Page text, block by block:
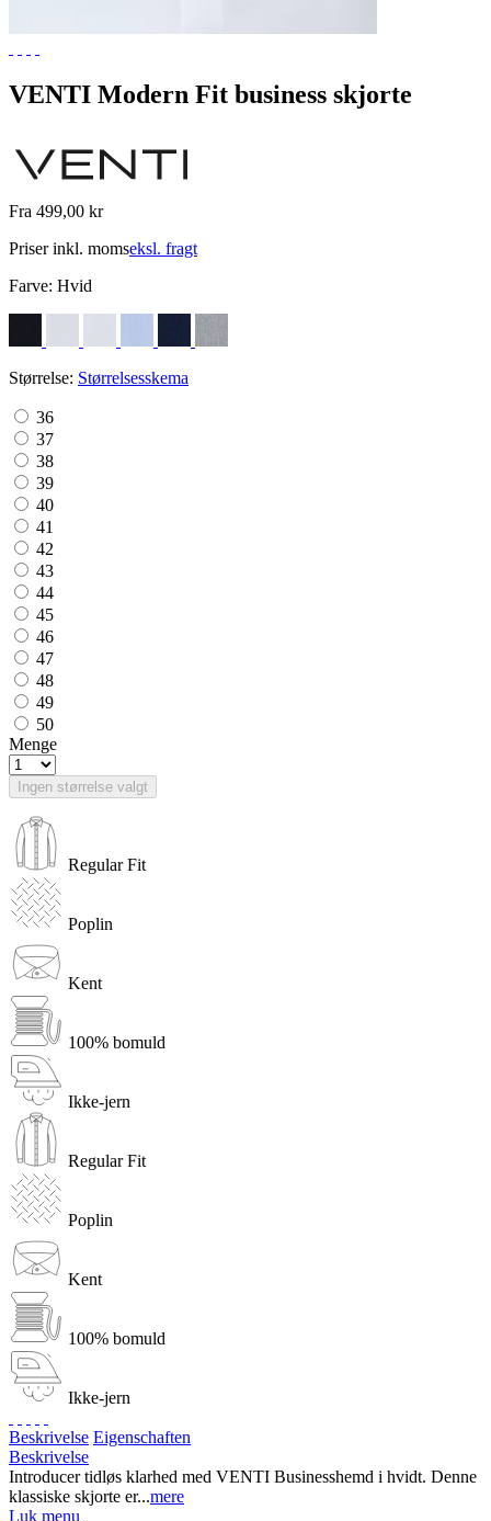
VENTI Modern Fit business skjorte
Fra 499,00 kr
Priser inkl. momseksl. fragt
Farve: Hvid
Størrelse: Størrelsesskema
36
37
38
39
40
41
42
43
44
45
46
47
48
49
50
Menge
Ingen størrelse valgt
Regular Fit
Poplin
Kent
100% bomuld
Ikke-jern
Regular Fit
Poplin
Kent
100% bomuld
Ikke-jern
Beskrivelse Eigenschaften
Beskrivelse
Introducer tidløs klarhed med VENTI Businesshemd i hvidt. Denne
klassiske skjorte er...mere
Luk menu